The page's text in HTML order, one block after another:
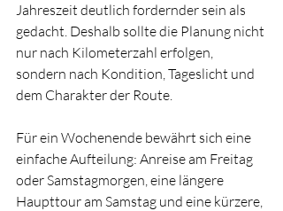
Jahreszeit deutlich fordernder sein als
gedacht. Deshalb sollte die Planung nicht
nur nach Kilometerzahl erfolgen,
sondern nach Kondition, Tageslicht und
dem Charakter der Route.
Für ein Wochenende bewährt sich eine
einfache Aufteilung: Anreise am Freitag
oder Samstagmorgen, eine längere
Haupttour am Samstag und eine kürzere,